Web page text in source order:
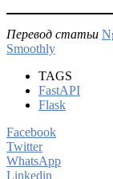
Перевод статьи
Smoothly
TAGS
FastAPI
Flask
Facebook
Twitter
WhatsApp
Linkedin